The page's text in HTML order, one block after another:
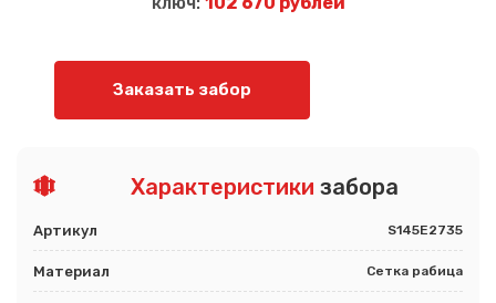
Заказать забор
Характеристики забора
Артикул S145E2735
Материал Сетка рабица